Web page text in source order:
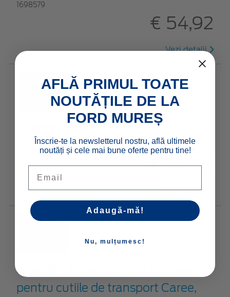
1698579
€ 54,92
Vezi detalii
€ 55,25
Vezi detalii
4pets®* Accesoriu ISOFIX Caree
pentru cutiile de transport Caree,
AFLĂ PRIMUL TOATE
NOUTĂȚILE DE LA
FORD MUREȘ
Înscrie-te la newsletterul nostru, află ultimele
noutăți și cele mai bune oferte pentru tine!
Adaugă-mă!
Nu, mulțumesc!